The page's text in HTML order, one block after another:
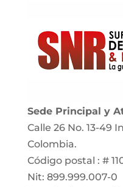
Sede Principal y
Calle 26 No. 13-49
Colombia.
Código postal : #
Nit: 899.999.007-0